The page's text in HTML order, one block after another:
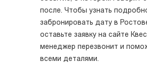
после. Чтобы узнать
забронировать дату в
оставьте заявку на сайте
менеджер перезвонит и
всеми деталями.